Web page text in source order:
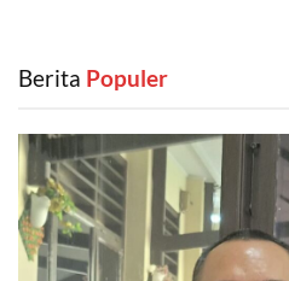
Berita ‎ Populer